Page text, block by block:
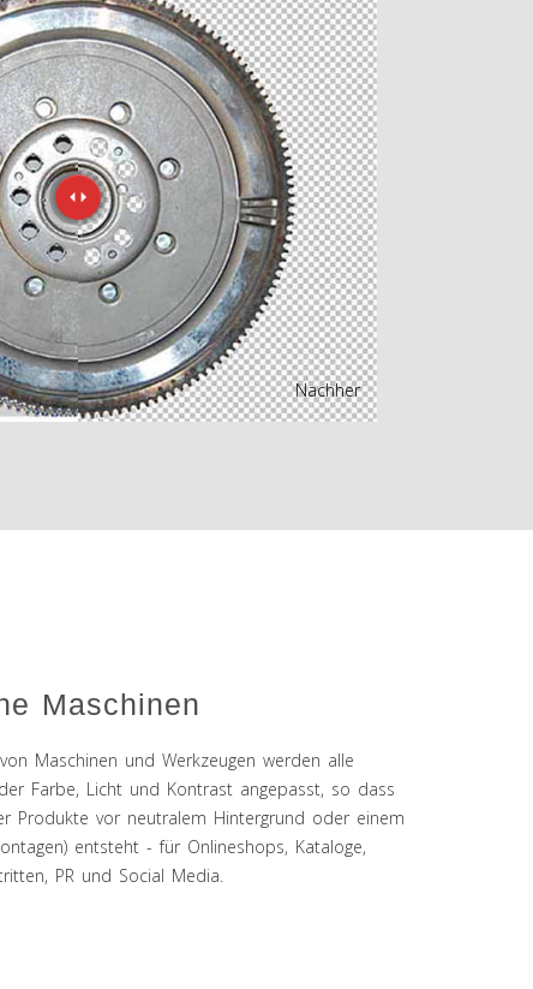
Nachher
Maschinen
Maschinen und Werkzeugen werden alle
Farbe, Licht und Kontrast angepasst, so dass
Produkte vor neutralem Hintergrund oder einem
entsteht - für Onlineshops, Kataloge,
PR und Social Media.